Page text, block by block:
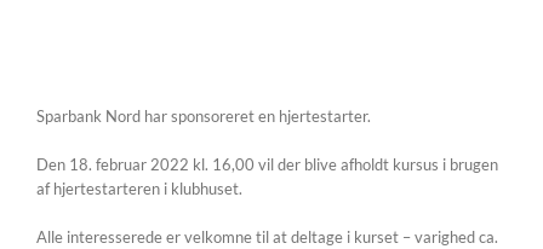
Sparbank Nord har sponsoreret en hjertestarter.
Den 18. februar 2022 kl. 16,00 vil der blive afholdt kursus i brugen
af hjertestarteren i klubhuset.
Alle interesserede er velkomne til at deltage i kurset – varighed ca.